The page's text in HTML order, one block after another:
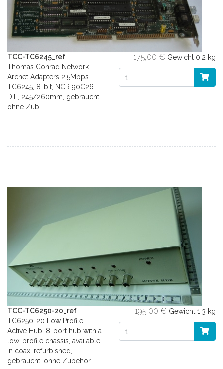
TCC-TC6245_ref
Thomas Conrad Network
Arcnet Adapters 2.5Mbps
TC6245, 8-bit, NCR 90C26
DIL, 245/260mm, gebraucht
ohne Zub.
175,00 € Gewicht 0.2 kg
TCC-TC6250-20_ref
TC6250-20 Low Profile
Active Hub, 8-port hub with a
low-profile chassis, available
in coax, refurbished,
gebraucht, ohne Zubehör
195,00 € Gewicht 1.3 kg